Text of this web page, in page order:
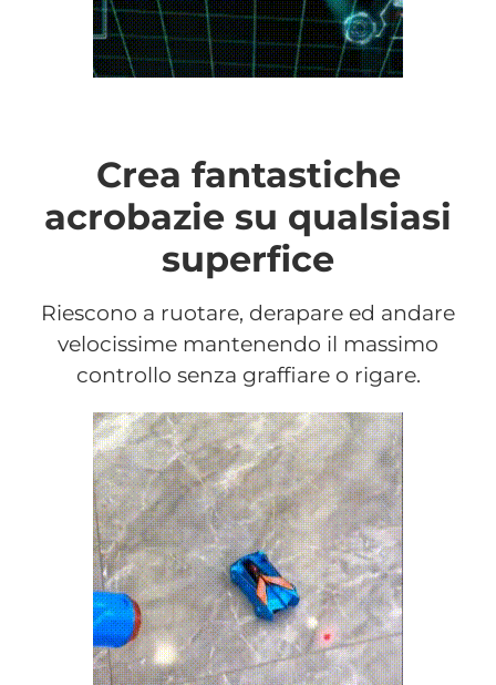
Crea fantastiche
acrobazie su qualsiasi
superfice
Riescono a ruotare, derapare ed andare
velocissime mantenendo il massimo
controllo senza graffiare o rigare.